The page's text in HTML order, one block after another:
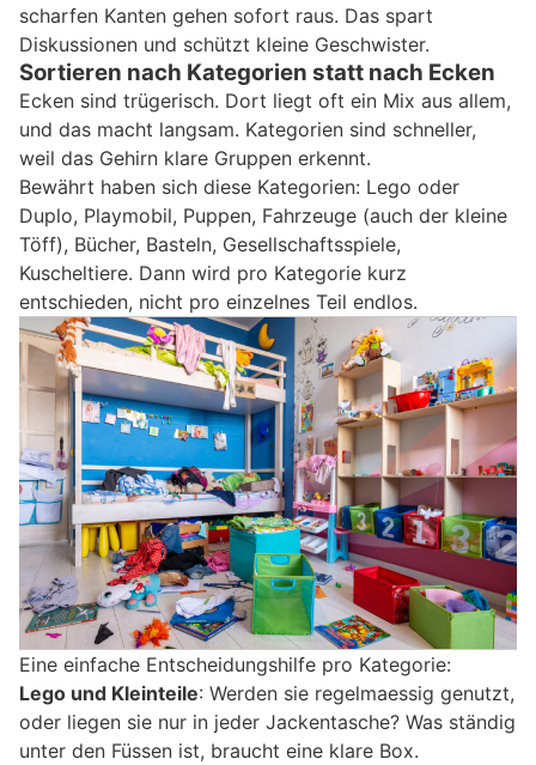
scharfen Kanten gehen sofort raus. Das spart
Diskussionen und schützt kleine Geschwister.
Sortieren nach Kategorien statt nach Ecken
Ecken sind trügerisch. Dort liegt oft ein Mix aus allem,
und das macht langsam. Kategorien sind schneller,
weil das Gehirn klare Gruppen erkennt.
Bewährt haben sich diese Kategorien: Lego oder
Duplo, Playmobil, Puppen, Fahrzeuge (auch der kleine
Töff), Bücher, Basteln, Gesellschaftsspiele,
Kuscheltiere. Dann wird pro Kategorie kurz
entschieden, nicht pro einzelnes Teil endlos.
Eine einfache Entscheidungshilfe pro Kategorie:
Lego und Kleinteile: Werden sie regelmaessig genutzt,
oder liegen sie nur in jeder Jackentasche? Was ständig
unter den Füssen ist, braucht eine klare Box.